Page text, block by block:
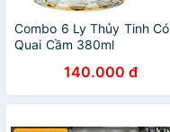
Combo 6 Ly Thủy Tinh Có
Quai Cầm 380ml
Làm Ly Uống Bia
140.000 đ